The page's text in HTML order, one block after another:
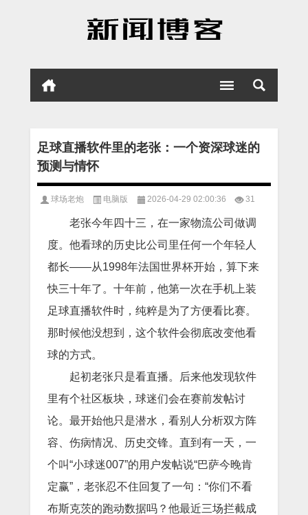
足球直播软件里的老张：一个资深球迷的
预测与情怀
球场老炮 电脑版 2026-04-29 02:00:36 31
老张今年四十三，在一家物流公司做调
度。他看球的历史比公司里任何一个年轻人
都长——从1998年法国世界杯开始，算下来
快三十年了。十年前，他第一次在手机上装
足球直播软件时，纯粹是为了方便看比赛。
那时候他没想到，这个软件会彻底改变他看
球的方式。
起初老张只是看直播。后来他发现软件
里有个社区板块，球迷们会在赛前发帖讨
论。最开始他只是潜水，看别人分析双方阵
容、伤病情况、历史交锋。直到有一天，一
个叫“小球迷007”的用户发帖说“巴萨今晚肯
定赢”，老张忍不住回复了一句：“你们不看
布斯克茨的跑动数据吗？他最近三场拦截成